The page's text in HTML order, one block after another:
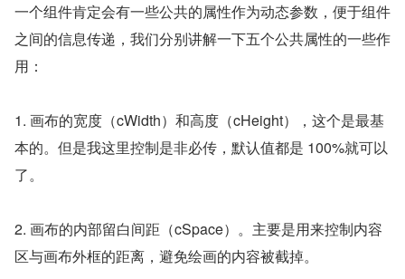
一个组件肯定会有一些公共的属性作为动态参数，便于组件
之间的信息传递，我们分别讲解一下五个公共属性的一些作
用：
1. 画布的宽度（cWidth）和高度（cHeight），这个是最基
本的。但是我这里控制是非必传，默认值都是 100%就可以
了。
2. 画布的内部留白间距（cSpace）。主要是用来控制内容
区与画布外框的距离，避免绘画的内容被截掉。